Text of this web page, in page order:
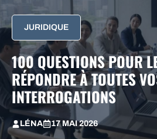
JURIDIQUE
100 QUESTIONS POUR
RÉPONDRE À TOUTES
INTERROGATIONS
LÉNA 17 MAI 2026